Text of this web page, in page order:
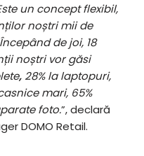
un concept flexibil,
ților noștri mii de
Începând de joi, 18
ții noștri vor găsi
, 28% la laptopuri,
mari, 65%
foto.”, declară
DOMO Retail.